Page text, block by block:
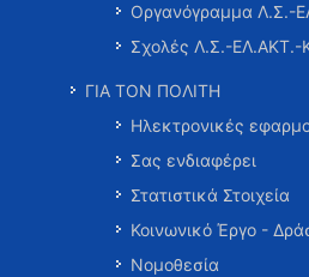
Οργανόγραμμα Λ.Σ.-
Σχολές Λ.Σ.-ΕΛ.ΑΚΤ.-
ΓΙΑ ΤΟΝ ΠΟΛΙΤΗ
Ηλεκτρονικές
Σας ενδιαφέρει
Στατιστικά Στοιχεία
Κοινωνικό Έργο -
Νομοθεσία